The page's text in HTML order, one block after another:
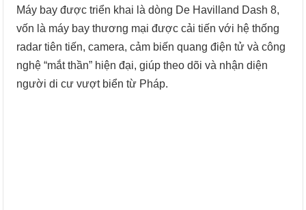
Máy bay được triển khai là dòng De Havilland Dash 8,
vốn là máy bay thương mại được cải tiến với hệ thống
radar tiên tiến, camera, cảm biến quang điện tử và công
nghệ “mắt thần” hiện đại, giúp theo dõi và nhận diện
người di cư vượt biển từ Pháp.